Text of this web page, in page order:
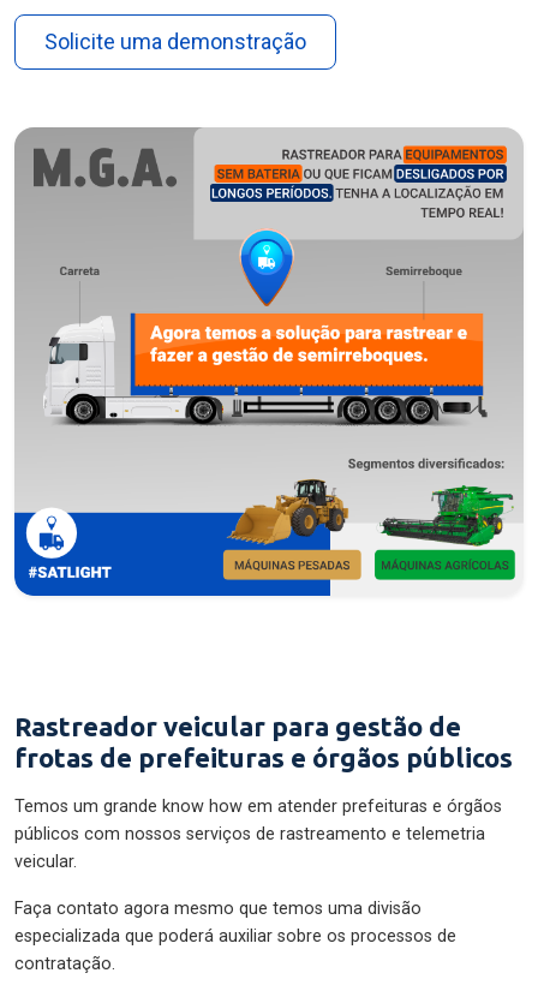
Solicite uma demonstração
Rastreador veicular para gestão de
frotas de prefeituras e órgãos públicos
Temos um grande know how em atender prefeituras e órgãos
públicos com nossos serviços de rastreamento e telemetria
veicular.
Faça contato agora mesmo que temos uma divisão
especializada que poderá auxiliar sobre os processos de
contratação.